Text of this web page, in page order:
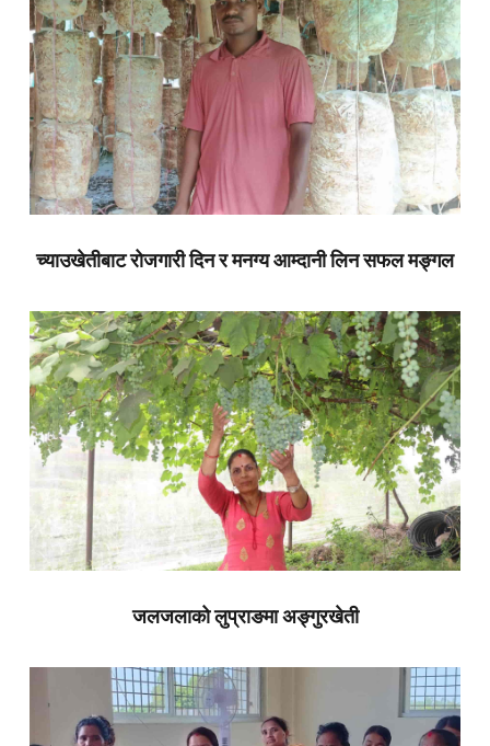
च्याउखेतीबाट रोजगारी दिन र मनग्य आम्दानी लिन सफल मङ्गल
जलजलाको लुप्राङमा अङ्गुरखेती